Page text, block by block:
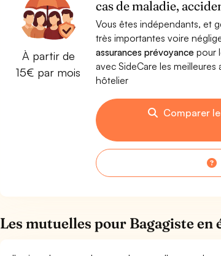
À partir de
15€ par mois
cas de maladie,
Vous êtes indépendants, et
très importantes voire
assurances prévoyancepour
avec SideCare les
hôtelier
Comparer
Les mutuelles pour Bagagiste